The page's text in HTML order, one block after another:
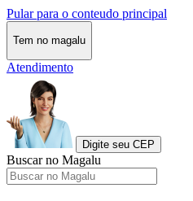
Pular para o conteudo principal
Tem no magalu
Atendimento
Digite seu CEP
Buscar no Magalu